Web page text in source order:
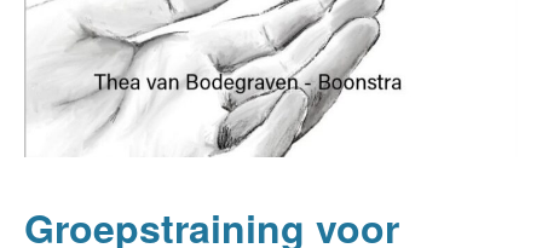
Groepstraining voor